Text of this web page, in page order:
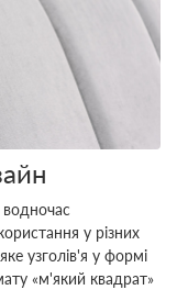
водночас
у різних
узголів'я у формі
«м'який квадрат»